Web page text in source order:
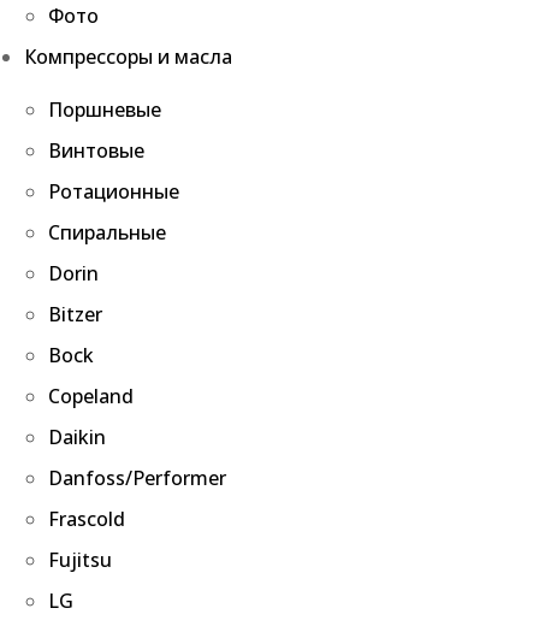
Фото
Компрессоры и масла
Поршневые
Винтовые
Ротационные
Спиральные
Dorin
Bitzer
Bock
Copeland
Daikin
Danfoss/Performer
Frascold
Fujitsu
LG